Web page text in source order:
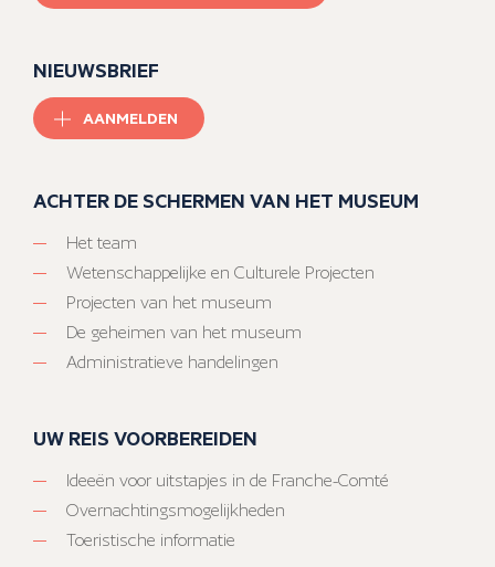
NIEUWSBRIEF
AANMELDEN
ACHTER DE SCHERMEN VAN HET MUSEUM
Het team
Wetenschappelijke en Culturele Projecten
Projecten van het museum
De geheimen van het museum
Administratieve handelingen
UW REIS VOORBEREIDEN
Ideeën voor uitstapjes in de Franche-Comté
Overnachtingsmogelijkheden
Toeristische informatie